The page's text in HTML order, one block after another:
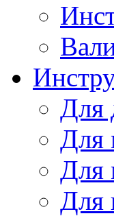
Для
Для
Для
Для